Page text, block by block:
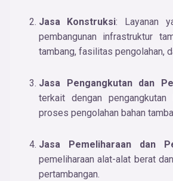
Jasa Konstruksi: Layanan
pembangunan infrastruktur
tambang, fasilitas pengolahan,
Jasa Pengangkutan dan
terkait dengan
proses pengolahan bahan
Jasa Pemeliharaan dan
pemeliharaan alat-alat berat
pertambangan.